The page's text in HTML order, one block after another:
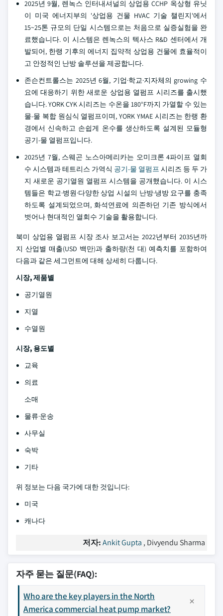
2025년 9월, 렌녹스 인터내셔널의 상업용 CCHP 옥상형 유닛
이 미국 에너지부의 '상업용 건물 HVAC 기술 챌린지'에서
15~25톤 규모의 단일 시스템으로는 처음으로 실증실험을 완
료했습니다. 이 시스템은 렌녹스의 텍사스 R&D 센터에서 개
발되어, 한랭 기후의 에너지 집약적 상업용 건물에 효율적이
고 안정적인 난방 솔루션을 제공합니다.
존슨컨트롤스는 2025년 6월, 기업·학교·지자체의 growing 수
요에 대응하기 위한 새로운 상업용 열펌프 시리즈를 출시했
습니다. YORK CYK 시리즈는 수온을 180°F까지 가열할 수 있는
물-물 복합 원심식 열펌프이며, YORK YMAE 시리즈는 한랭 환
경에서 신속하고 손쉽게 온수를 생산하도록 설계된 모듈형
공기-물 열펌프입니다.
2025년 7월, 스웨곤 노스아메리카는 오미크론 4파이프 열회
수 시스템과 테트리스 가역식 공기-물 열펌프 시리즈 등 두 가
지 새로운 공기열원 열펌프 시스템을 공개했습니다. 이 시스
템들은 학교·병원·다양한 상업 시설의 난방·냉방 요구를 충족
하도록 설계되었으며, 화석연료에 의존하던 기존 방식에서
벗어나 현대적인 열회수 기술을 활용합니다.
북미 상업용 열펌프 시장 조사 보고서는 2022년부터 2035년까
지 산업별 매출(USD 백만)과 출하량(천 대) 예측치를 포함하여
다음과 같은 세그먼트에 대해 상세히 다룹니다.
시장, 제품별
공기열원
지열
수열원
시장, 용도별
교육
의료
소매
물류·운송
사무실
숙박
기타
위 정보는 다음 국가에 대한 것입니다:
미국
캐나다
저자:Ankit Gupta , Divyendu Sharma
자주 묻는 질문(FAQ):
Who are the key players in the North
America commercial heat pump market?